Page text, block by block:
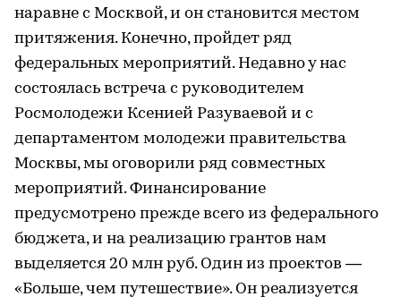
наравне с Москвой, и он становится местом
притяжения. Конечно, пройдет ряд
федеральных мероприятий. Недавно у нас
состоялась встреча с руководителем
Росмолодежи Ксенией Разуваевой и с
департаментом молодежи правительства
Москвы, мы оговорили ряд совместных
мероприятий. Финансирование
предусмотрено прежде всего из федерального
бюджета, и на реализацию грантов нам
выделяется 20 млн руб. Один из проектов —
«Больше, чем путешествие». Он реализуется